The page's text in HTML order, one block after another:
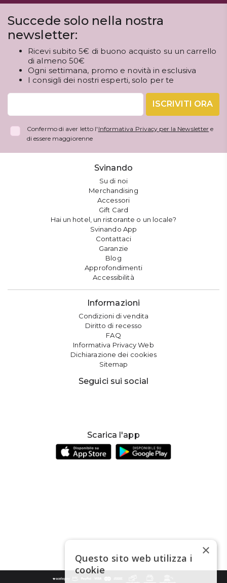
Succede solo nella nostra
newsletter:
Ricevi subito 5€ di buono acquisto su un carrello
di almeno 50€
Ogni settimana, promo e novità in esclusiva
I consigli dei nostri esperti, solo per te
ISCRIVITI ORA
Confermo di aver letto l' Informativa Privacy per la Newsletter e
di essere maggiorenne
Svinando
Su di noi
Merchandising
Accessori
Gift Card
Hai un hotel, un ristorante o un locale?
Svinando App
Contattaci
Garanzie
Blog
Approfondimenti
Accessibilità
Informazioni
Condizioni di vendita
Diritto di recesso
FAQ
Informativa Privacy Web
Dichiarazione dei cookies
Sitemap
Seguici sui social
Scarica l'app
×
Questo sito web utilizza i
cookie